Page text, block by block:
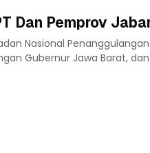
Dan Pemprov
Nasional
Gubernur Jawa Barat,